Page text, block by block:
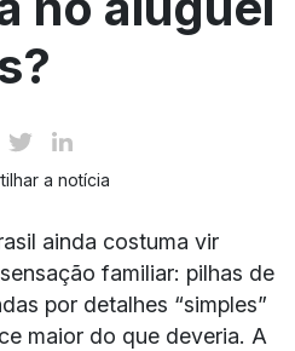
a notícia
ainda costuma vir
familiar: pilhas de
por detalhes “simples”
maior do que deveria. A